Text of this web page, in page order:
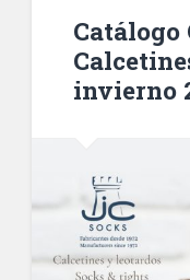
Catálogo
invierno